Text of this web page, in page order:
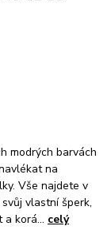
modrých barvách
na
Vše najdete v
vlastní šperk,
korá... celý